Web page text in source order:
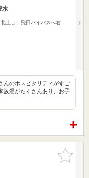
水
上し、飛田バイパスへ右
んのホスピタリティがすご
族湯がたくさんあり、お子
お気に入
りに追加